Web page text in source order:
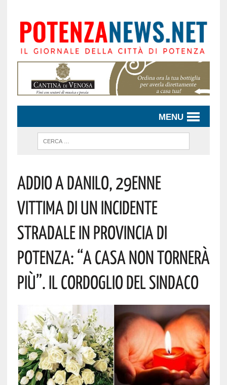
MENU
Addio A Danilo, 29enne
Vittima Di Un Incidente
Stradale In Provincia Di
Potenza: “a Casa Non Tornerà
Più”. Il Cordoglio Del Sindaco